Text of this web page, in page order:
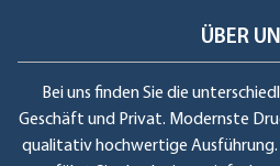
ÜBER
Bei uns finden Sie die
Geschäft und Privat. Modernste
qualitativ hochwertige